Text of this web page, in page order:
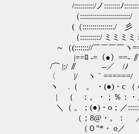
/::::::::::/ノ::::::::ﾉ::::::::ヽ:
（:::::::::::::::::::::::::/ ）
(（:::::::::::::::./ 彡 ﾉ
（::::::::::/ ミミミミミミ
～（(::::::://￣￣￣￣ヽ===/
|==ﾛ -=（●）==- ∥
/⌒ |:/ ∥ --／ /ﾉ ヽ
〈 |/ ヽ｀======/
ヽ .（ 。 ・(●)・c （
| （ ：。・；％：・。/
＼（ 。；(●)・o；／
（；8@・。： ／￣￣
（０”*・ o／